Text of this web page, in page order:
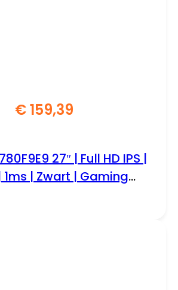
€159,39
27″ | Full HD IPS |
1ms | Zwart | Gaming